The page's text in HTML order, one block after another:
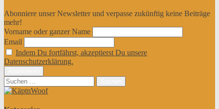
Abonniere unser Newsletter und verpasse zukünftig keine Beiträge
mehr!
Vorname oder ganzer Name
Email
Indem Du fortfährst, akzeptierst Du unsere
Datenschutzerklärung.
Suchen
nach: